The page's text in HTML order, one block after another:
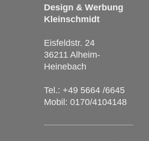
Design & Werbung
Kleinschmidt
Eisfeldstr. 24
36211 Alheim-
Heinebach
Tel.: +49 5664 /6645
Mobil: 0170/4104148